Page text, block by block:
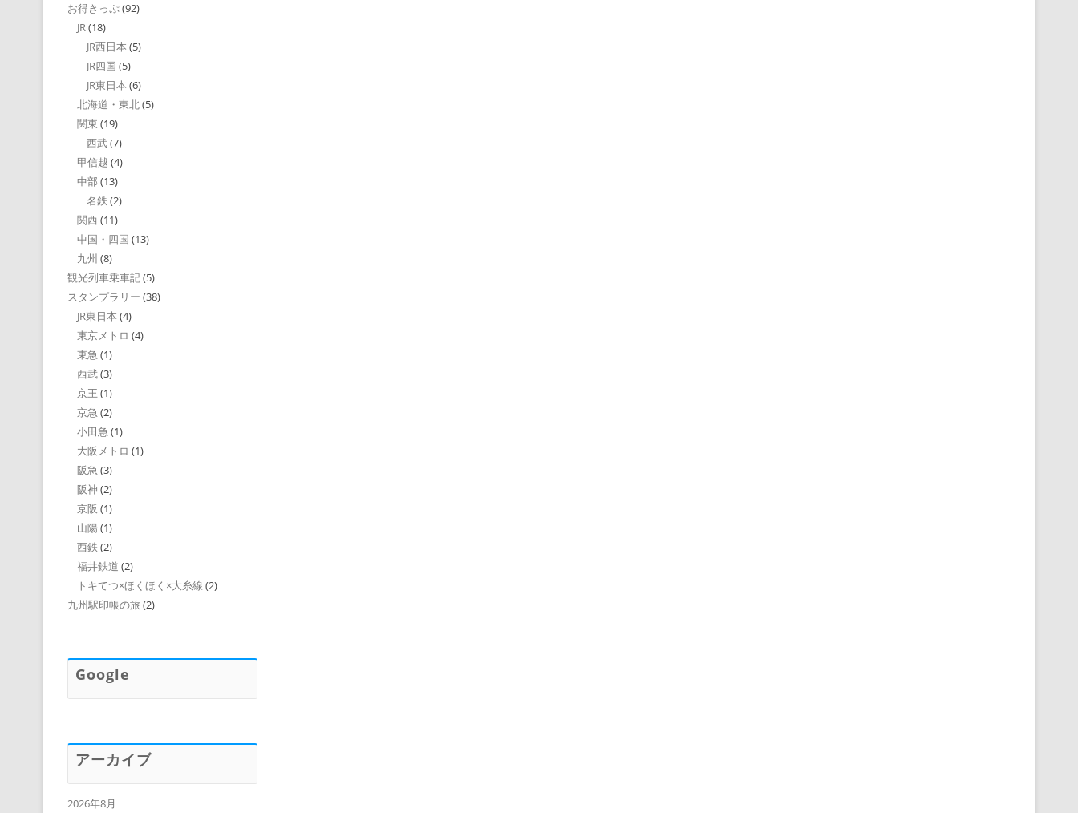
お得きっぷ(92)
JR(18)
JR西日本 (5)
JR四国 (5)
JR東日本 (6)
北海道・東北(5)
関東 (19)
西武(7)
甲信越 (4)
中部 (13)
名鉄 (2)
関西(11)
中国・四国 (13)
九州 (8)
観光列車乗車記(5)
スタンプラリー (38)
JR東日本 (4)
東京メトロ (4)
東急 (1)
西武(3)
京王 (1)
京急 (2)
小田急 (1)
大阪メトロ (1)
阪急 (3)
阪神 (2)
京阪 (1)
山陽 (1)
西鉄 (2)
福井鉄道 (2)
トキてつ×ほくほく×大糸線 (2)
九州駅印帳の旅 (2)
Google
アーカイブ
2026年8月